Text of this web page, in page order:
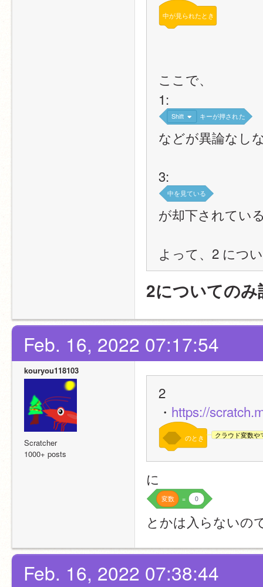
中が見られたとき
ここで、
1:
Shift キーが押された
などが異論なし
3:
中を見ている
が却下されてい
よって、2 につ
2についての
Feb. 16, 2022 07:17:54
kouryou118103
Scratcher
1000+ posts
2
・ https://
のとき クラウド変数や
に
変数 = 0
とかは入らないの
Feb. 16, 2022 07:38:44